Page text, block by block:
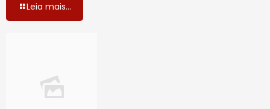
Leia mais...